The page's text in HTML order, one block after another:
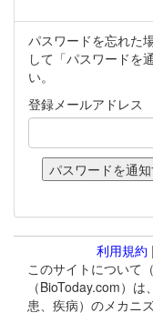
パスワードを忘れた
して「パスワードを
い。
登録メールアドレス
利用規約 |
このサイトについて
（BioToday.com）
患、疾病）のメカニ